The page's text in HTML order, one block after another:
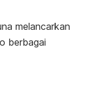
melancarkan
berbagai